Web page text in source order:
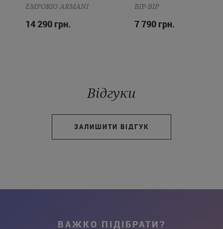
EMPORIO ARMANI
14 290 грн.
BIP-BIP
7 790 грн.
Відгуки
ЗАЛИШИТИ ВІДГУК
ВАЖКО ПІДІБРАТИ?